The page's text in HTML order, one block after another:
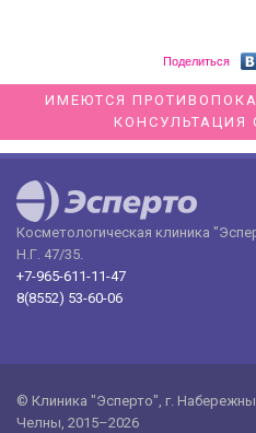
Поделиться
ИМЕЮТСЯ
КОНСУЛЬТАЦИЯ
Косметологическая клиника
Н.Г. 47/35.
+7-965-611-11-47
8(8552) 53-60-06
© Клиника "Эсперто", г.
Челны, 2015–2026